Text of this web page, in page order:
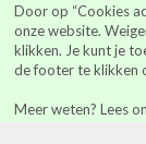
KvK 94041849
BTWid:
Door op “Cookies
onze website.
klikken. Je kunt je
de footer te klikken
Meer weten? Lees